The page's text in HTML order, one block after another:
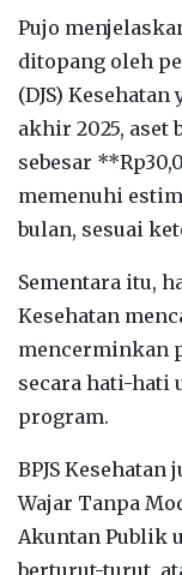
Pujo
ditopang oleh
(DJS)
akhir 2025, aset
sebesar
memenuhi
bulan, sesuai
Sementara itu,
Kesehatan
mencerminkan
secara hati-hati
program.
BPJS
Wajar Tanpa
Akuntan Publik
berturut-turut,